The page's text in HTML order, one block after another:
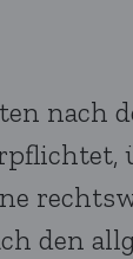
nach
den